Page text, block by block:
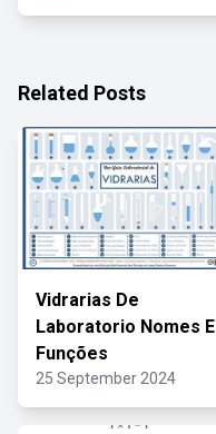
Related Posts
Vidrarias De
Laboratorio Nomes E
Funções
25 September 2024